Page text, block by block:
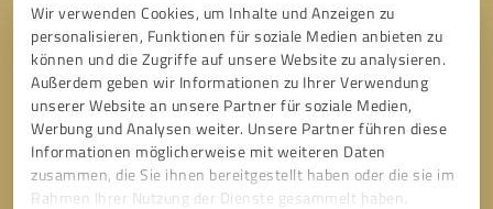
Wir verwenden Cookies, um Inhalte und Anzeigen zu
personalisieren, Funktionen für soziale Medien anbieten zu
können und die Zugriffe auf unsere Website zu analysieren.
Außerdem geben wir Informationen zu Ihrer Verwendung
unserer Website an unsere Partner für soziale Medien,
Werbung und Analysen weiter. Unsere Partner führen diese
Informationen möglicherweise mit weiteren Daten
zusammen, die Sie ihnen bereitgestellt haben oder die sie im
Rahmen Ihrer Nutzung der Dienste gesammelt haben.